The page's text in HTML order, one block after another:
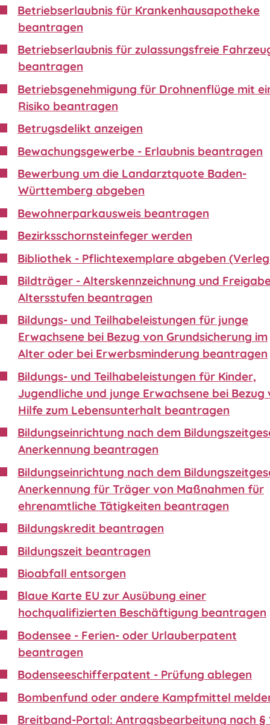
Betriebserlaubnis für Krankenhausapotheke
beantragen
Betriebserlaubnis für zulassungsfreie
beantragen
Betriebsgenehmigung für Drohnenflüge mit
Risiko beantragen
Betrugsdelikt anzeigen
Bewachungsgewerbe - Erlaubnis beantragen
Bewerbung um die Landarztquote Baden-
Württemberg abgeben
Bewohnerparkausweis beantragen
Bezirksschornsteinfeger werden
Bibliothek - Pflichtexemplare abgeben
Bildträger - Alterskennzeichnung und
Altersstufen beantragen
Bildungs- und Teilhabeleistungen für junge
Erwachsene bei Bezug von Grundsicherung im
Alter oder bei Erwerbsminderung beantragen
Bildungs- und Teilhabeleistungen für Kinder,
Jugendliche und junge Erwachsene bei Bezug
Hilfe zum Lebensunterhalt beantragen
Bildungseinrichtung nach dem
Anerkennung beantragen
Bildungseinrichtung nach dem
Anerkennung für Träger von Maßnahmen für
ehrenamtliche Tätigkeiten beantragen
Bildungskredit beantragen
Bildungszeit beantragen
Bioabfall entsorgen
Blaue Karte EU zur Ausübung einer
hochqualifizierten Beschäftigung beantragen
Bodensee - Ferien- oder Urlauberpatent
beantragen
Bodenseeschifferpatent - Prüfung ablegen
Bombenfund oder andere Kampfmittel
Breitband-Portal: Antragsbearbeitung nach §